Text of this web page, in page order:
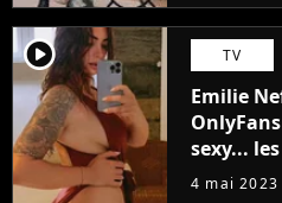
player2 TV
Emilie
sexy...
prendre
4 mai 2023